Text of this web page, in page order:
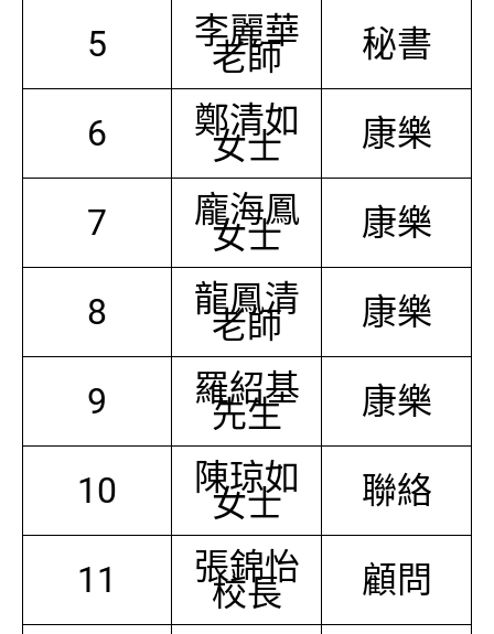
5 李麗華
老師 秘書
6 鄭清如
女士 康樂
7 龐海鳳
女士 康樂
8 龍鳳清
老師 康樂
9 羅紹基
先生 康樂
10 陳琼如
女士 聯絡
11 張錦怡
校長 顧問